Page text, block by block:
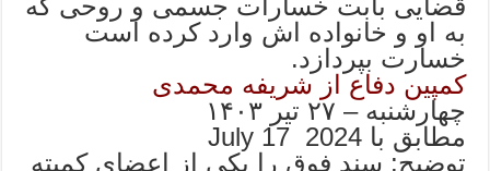
قضایی بابت خسارات جسمی و روحی که
به او و خانواده اش وارد کرده است
خسارت بپردازد.
کمپین دفاع از شریفه محمدی
چهارشنبه – ۲۷ تیر ۱۴۰۳
مطابق با 2024 17 July
توضیح: سند فوق را یکی از اعضای کمیته